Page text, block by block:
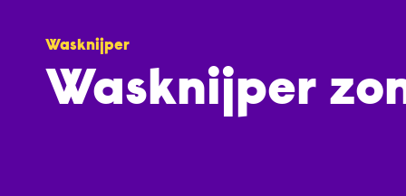
Wasknijper
Wasknijper